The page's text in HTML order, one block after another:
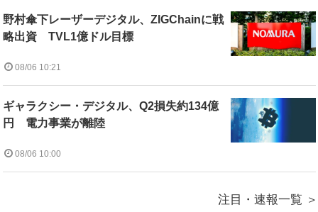
野村傘下レーザーデジタル、ZIGChainに戦
略出資 TVL1億ドル目標
08/06 10:21
ギャラクシー・デジタル、Q2損失約134億
円 電力事業が離陸
08/06 10:00
注目・速報一覧